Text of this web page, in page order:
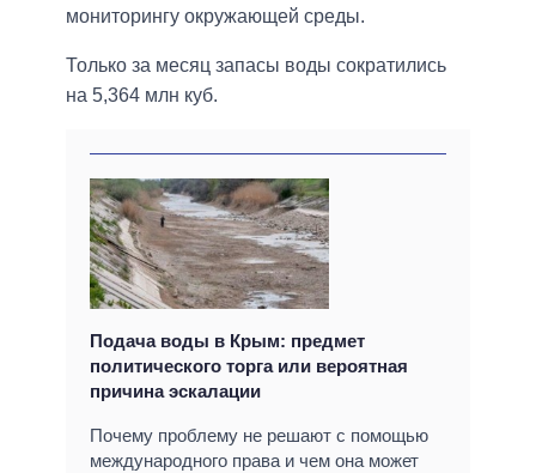
мониторингу окружающей среды.
Только за месяц запасы воды сократились
на 5,364 млн куб.
Подача воды в Крым: предмет
политического торга или вероятная
причина эскалации
Почему проблему не решают с помощью
международного права и чем она может